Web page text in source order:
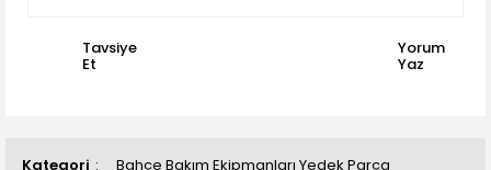
Kategori Bahçe Bakım Ekipmanları Yedek Parça
Tavsiye
Et
Yorum
Yaz